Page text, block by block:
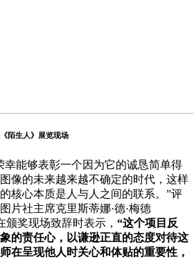
《陌生人》 展览现场
幸能够表彰一个因为它的诚恳简单得
像的未来越来越不确定的时代，这样
核心本质是人与人之间的联系。”评
片社主席克里斯蒂娜·德·梅德
颁奖现场致辞时表示， “这个项目反
的责任心，以谦逊正直的态度对待这
在呈现他人时关心和体贴的重要性，